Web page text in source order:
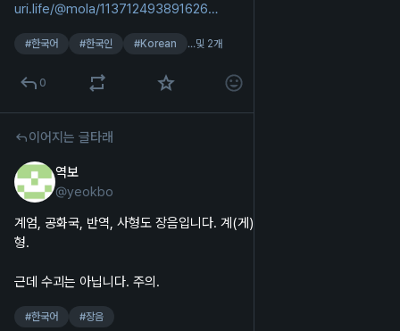
uri.life/@mola/113712493891626
#한국어 #한국인 #Korean …및 2개
0
이어지는 글타래
역보
@yeokbo
계엄, 공화국, 반역, 사형도 장음입니다. 계(게)-엄. 공-화국. 바-녁. 사-
형.
근데 수괴는 아닙니다. 주의.
#한국어 #장음